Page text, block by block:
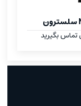
بگیرید